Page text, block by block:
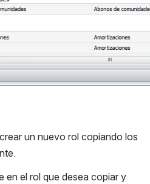
un nuevo rol copiando los
en el rol que desea copiar y